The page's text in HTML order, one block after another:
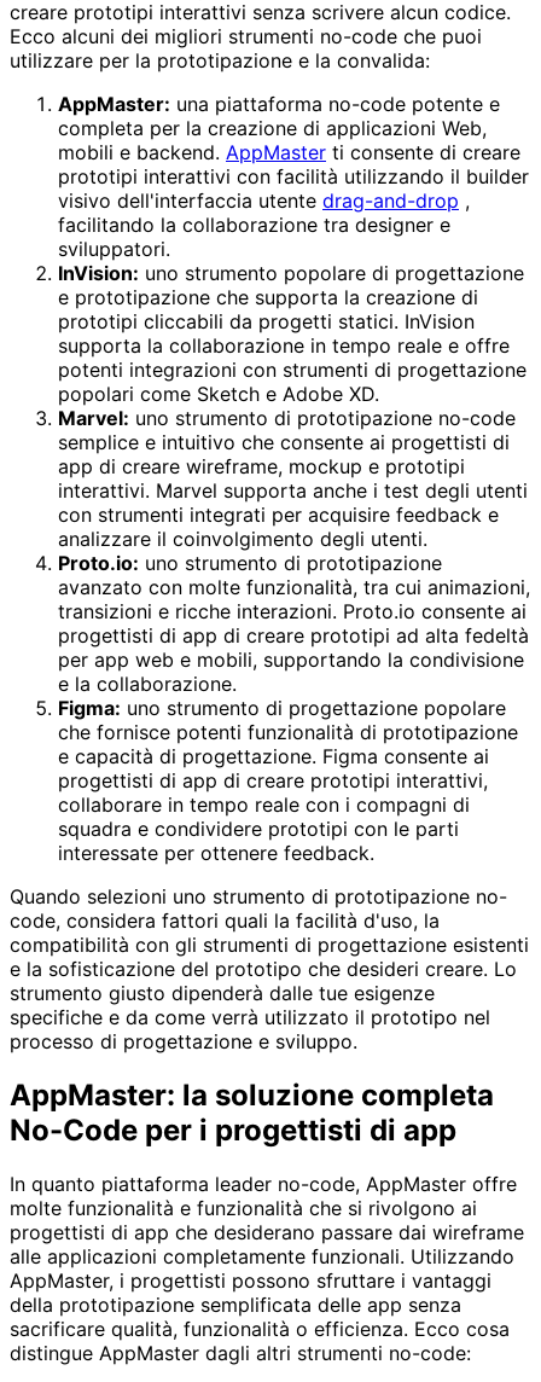
creare prototipi interattivi senza scrivere alcun codice.
Ecco alcuni dei migliori strumenti no-code che puoi
utilizzare per la prototipazione e la convalida:
AppMaster: una piattaforma no-code potente e
completa per la creazione di applicazioni Web,
mobili e backend. AppMaster ti consente di creare
prototipi interattivi con facilità utilizzando il builder
visivo dell'interfaccia utente drag-and-drop ,
facilitando la collaborazione tra designer e
sviluppatori.
InVision: uno strumento popolare di progettazione
e prototipazione che supporta la creazione di
prototipi cliccabili da progetti statici. InVision
supporta la collaborazione in tempo reale e offre
potenti integrazioni con strumenti di progettazione
popolari come Sketch e Adobe XD.
Marvel: uno strumento di prototipazione no-code
semplice e intuitivo che consente ai progettisti di
app di creare wireframe, mockup e prototipi
interattivi. Marvel supporta anche i test degli utenti
con strumenti integrati per acquisire feedback e
analizzare il coinvolgimento degli utenti.
Proto.io: uno strumento di prototipazione
avanzato con molte funzionalità, tra cui animazioni,
transizioni e ricche interazioni. Proto.io consente ai
progettisti di app di creare prototipi ad alta fedeltà
per app web e mobili, supportando la condivisione
e la collaborazione.
Figma: uno strumento di progettazione popolare
che fornisce potenti funzionalità di prototipazione
e capacità di progettazione. Figma consente ai
progettisti di app di creare prototipi interattivi,
collaborare in tempo reale con i compagni di
squadra e condividere prototipi con le parti
interessate per ottenere feedback.
Quando selezioni uno strumento di prototipazione no-
code, considera fattori quali la facilità d'uso, la
compatibilità con gli strumenti di progettazione esistenti
e la sofisticazione del prototipo che desideri creare. Lo
strumento giusto dipenderà dalle tue esigenze
specifiche e da come verrà utilizzato il prototipo nel
processo di progettazione e sviluppo.
AppMaster: la soluzione completa
No-Code per i progettisti di app
In quanto piattaforma leader no-code, AppMaster offre
molte funzionalità e funzionalità che si rivolgono ai
progettisti di app che desiderano passare dai wireframe
alle applicazioni completamente funzionali. Utilizzando
AppMaster, i progettisti possono sfruttare i vantaggi
della prototipazione semplificata delle app senza
sacrificare qualità, funzionalità o efficienza. Ecco cosa
distingue AppMaster dagli altri strumenti no-code: